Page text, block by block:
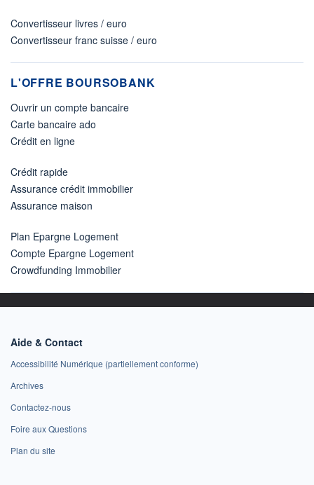
Convertisseur livres / euro
Convertisseur franc suisse / euro
L'OFFRE BOURSOBANK
Ouvrir un compte bancaire
Carte bancaire ado
Crédit en ligne
Crédit rapide
Assurance crédit immobilier
Assurance maison
Plan Epargne Logement
Compte Epargne Logement
Crowdfunding Immobilier
Aide & Contact
Accessibilité Numérique (partiellement conforme)
Archives
Contactez-nous
Foire aux Questions
Plan du site